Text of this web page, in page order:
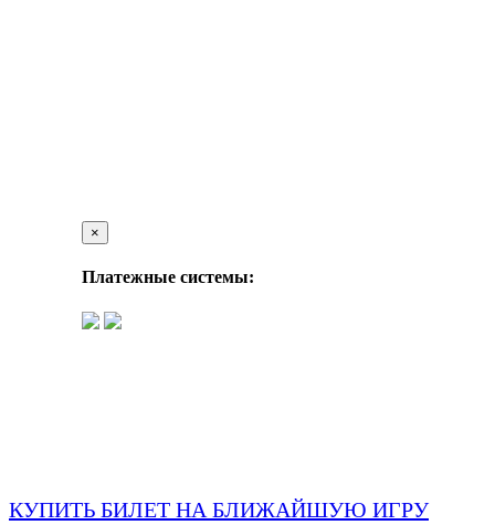
×
Платежные системы:
КУПИТЬ БИЛЕТ НА БЛИЖАЙШУЮ ИГРУ